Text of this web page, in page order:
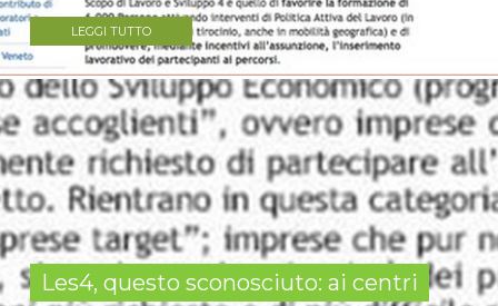
LEGGI TUTTO
Les4, questo sconosciuto: ai centri